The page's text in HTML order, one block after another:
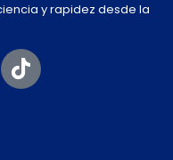
y rapidez desde la